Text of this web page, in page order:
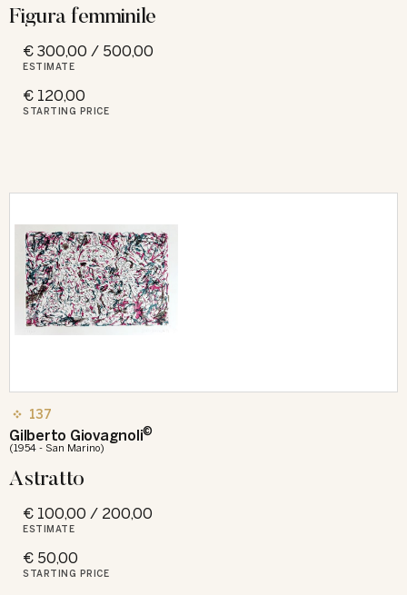
Figura femminile
€ 300,00 / 500,00
ESTIMATE
€ 120,00
STARTING PRICE
137
Gilberto Giovagnoli©
(1954 - San Marino)
Astratto
€ 100,00 / 200,00
ESTIMATE
€ 50,00
STARTING PRICE